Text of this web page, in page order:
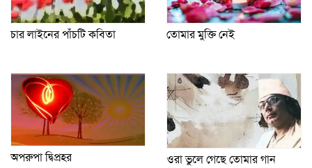
চার লাইনের পাঁচটি কবিতা তোমার মুক্তি নেই
অপরুপা দ্বিপ্রহর ওরা ভুলে গেছে তোমার গান